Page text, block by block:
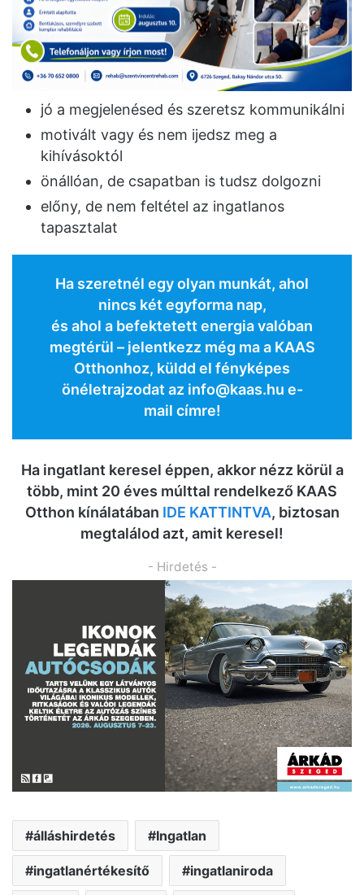
jó a megjelenésed és szeretsz kommunikálni
motivált vagy és nem ijedsz meg a
kihívásoktól
önállóan, de csapatban is tudsz dolgozni
előny, de nem feltétel az ingatlanos
tapasztalat
Ha szeretnél egy olyan munkát, ahol
nincs két egyforma nap,
és ahol a befektetett energia valóban
megtérül – jelentkezz még ma a KAAS
Otthonhoz, küldd el fényképes
önéletrajzodat az info@kaas.hu e-
mail címre!
Ha ingatlant keresel éppen, akkor nézz körül a
több, mint 20 éves múlttal rendelkező KAAS
Otthon kínálatában IDE KATTINTVA, biztosan
megtalálod azt, amit keresel!
- Hirdetés -
álláshirdetés Ingatlan
ingatlanértékesítő ingatlaniroda